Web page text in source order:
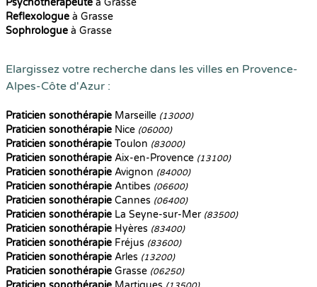
Psychothérapeute à Grasse
Reflexologue à Grasse
Sophrologue à Grasse
Elargissez votre recherche dans les villes en Provence-
Alpes-Côte d'Azur :
Praticien sonothérapie Marseille (13000)
Praticien sonothérapie Nice (06000)
Praticien sonothérapie Toulon (83000)
Praticien sonothérapie Aix-en-Provence (13100)
Praticien sonothérapie Avignon (84000)
Praticien sonothérapie Antibes (06600)
Praticien sonothérapie Cannes (06400)
Praticien sonothérapie La Seyne-sur-Mer (83500)
Praticien sonothérapie Hyères (83400)
Praticien sonothérapie Fréjus (83600)
Praticien sonothérapie Arles (13200)
Praticien sonothérapie Grasse (06250)